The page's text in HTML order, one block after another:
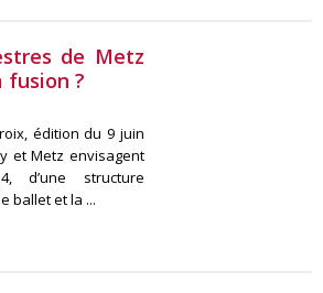
de Metz
fusion ?
édition du 9 juin
et Metz envisagent
d’une structure
ballet et la ...